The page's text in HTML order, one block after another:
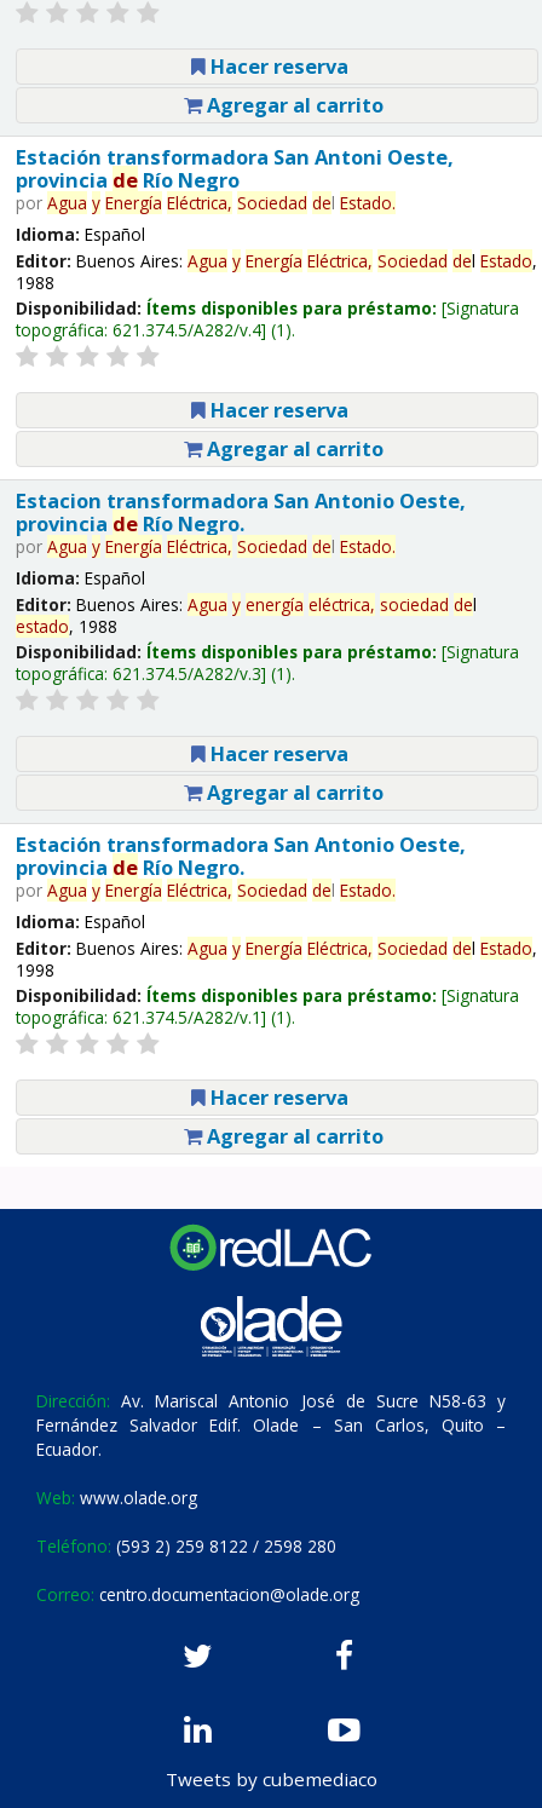
Hacer reserva
Agregar al carrito
Estación transformadora San Antoni Oeste,
provincia deRío Negro
por Agua y Energía Eléctrica, Sociedad del Estado.
Idioma: Español
Editor: Buenos Aires: Agua y Energía Eléctrica, Sociedad del Estado,
1988
Disponibilidad: Ítems disponibles para préstamo: Signatura
topográfica: 621.374.5/A282/v.4 (1).
Hacer reserva
Agregar al carrito
Estacion transformadora San Antonio Oeste,
provincia deRío Negro.
por Agua y Energía Eléctrica, Sociedad del Estado.
Idioma: Español
Editor: Buenos Aires: Agua y energía eléctrica, sociedad del
estado, 1988
Disponibilidad: Ítems disponibles para préstamo: Signatura
topográfica: 621.374.5/A282/v.3 (1).
Hacer reserva
Agregar al carrito
Estación transformadora San Antonio Oeste,
provincia deRío Negro.
por Agua y Energía Eléctrica, Sociedad del Estado.
Idioma: Español
Editor: Buenos Aires: Agua y Energía Eléctrica, Sociedad del Estado,
1998
Disponibilidad: Ítems disponibles para préstamo: Signatura
topográfica: 621.374.5/A282/v.1 (1).
Hacer reserva
Agregar al carrito
Dirección: Av. Mariscal Antonio José de Sucre N58-63 y
Fernández Salvador Edif. Olade – San Carlos, Quito –
Ecuador.
Web: www.olade.org
Teléfono: (593 2) 259 8122 / 2598 280
Correo: centro.documentacion@olade.org
Tweets by cubemediaco